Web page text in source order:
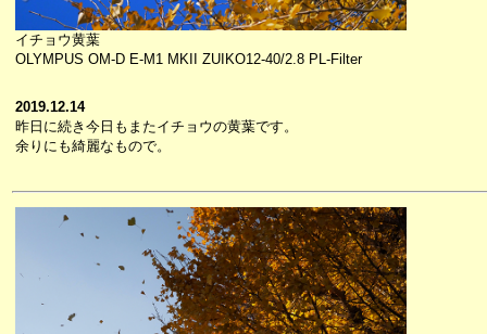
イチョウ黄葉
OLYMPUS OM-D E-M1 MKII ZUIKO12-40/2.8 PL-Filter
2019.12.14
昨日に続き今日もまたイチョウの黄葉です。
余りにも綺麗なもので。